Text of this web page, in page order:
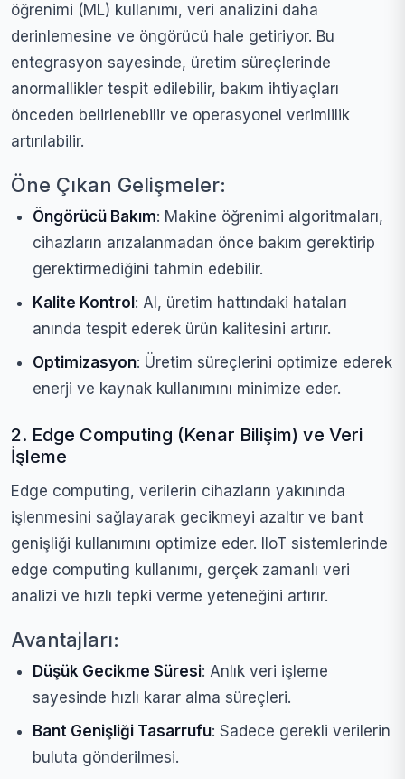
öğrenimi (ML) kullanımı, veri analizini daha
derinlemesine ve öngörücü hale getiriyor. Bu
entegrasyon sayesinde, üretim süreçlerinde
anormallikler tespit edilebilir, bakım ihtiyaçları
önceden belirlenebilir ve operasyonel verimlilik
artırılabilir.
Öne Çıkan Gelişmeler:
Öngörücü Bakım: Makine öğrenimi algoritmaları,
cihazların arızalanmadan önce bakım gerektirip
gerektirmediğini tahmin edebilir.
Kalite Kontrol : AI, üretim hattındaki hataları
anında tespit ederek ürün kalitesini artırır.
Optimizasyon: Üretim süreçlerini optimize ederek
enerji ve kaynak kullanımını minimize eder.
2. Edge Computing (Kenar Bilişim) ve Veri
İşleme
Edge computing, verilerin cihazların yakınında
işlenmesini sağlayarak gecikmeyi azaltır ve bant
genişliği kullanımını optimize eder. IIoT sistemlerinde
edge computing kullanımı, gerçek zamanlı veri
analizi ve hızlı tepki verme yeteneğini artırır.
Avantajları:
Düşük Gecikme Süresi: Anlık veri işleme
sayesinde hızlı karar alma süreçleri.
Bant Genişliği Tasarrufu: Sadece gerekli verilerin
buluta gönderilmesi.